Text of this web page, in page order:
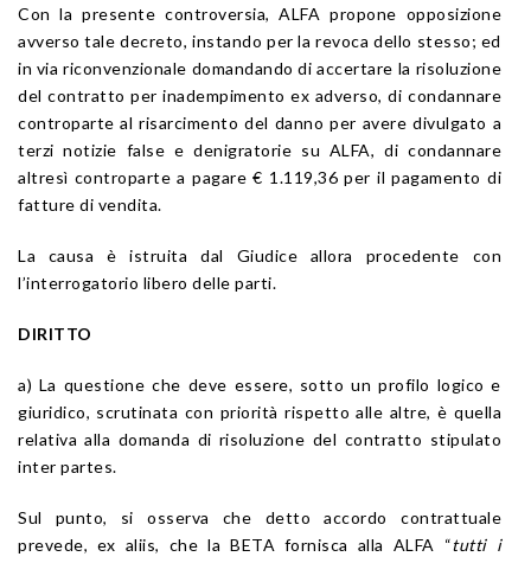
Con la presente controversia, ALFA propone opposizione
avverso tale decreto, instando per la revoca dello stesso; ed
in via riconvenzionale domandando di accertare la risoluzione
del contratto per inadempimento ex adverso, di condannare
controparte al risarcimento del danno per avere divulgato a
terzi notizie false e denigratorie su ALFA, di condannare
altresì controparte a pagare € 1.119,36 per il pagamento di
fatture di vendita.
La causa è istruita dal Giudice allora procedente con
l’interrogatorio libero delle parti.
DIRITTO
a) La questione che deve essere, sotto un profilo logico e
giuridico, scrutinata con priorità rispetto alle altre, è quella
relativa alla domanda di risoluzione del contratto stipulato
inter partes.
Sul punto, si osserva che detto accordo contrattuale
prevede, ex aliis, che la BETA fornisca alla ALFA “tutti i